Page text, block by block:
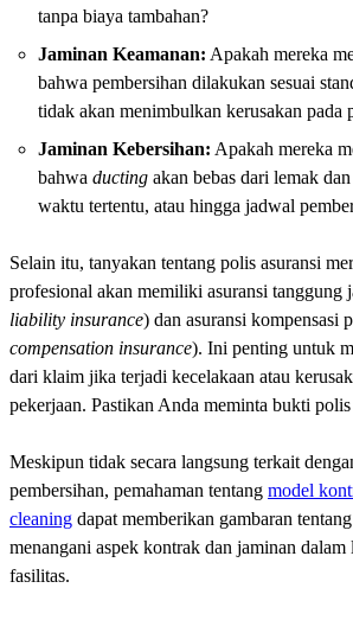
tanpa biaya tambahan?
Jaminan Keamanan: Apakah mereka
bahwa pembersihan dilakukan sesuai
tidak akan menimbulkan kerusakan pada
Jaminan Kebersihan: Apakah mereka
bahwa ducting akan bebas dari lemak
waktu tertentu, atau hingga jadwal
Selain itu, tanyakan tentang polis asuransi
profesional akan memiliki asuransi tanggung
liability insurance) dan asuransi kompensasi
compensation insurance). Ini penting untuk
dari klaim jika terjadi kecelakaan atau
pekerjaan. Pastikan Anda meminta bukti
Meskipun tidak secara langsung terkait
pembersihan, pemahaman tentang model
cleaning dapat memberikan gambaran
menangani aspek kontrak dan jaminan dalam
fasilitas.